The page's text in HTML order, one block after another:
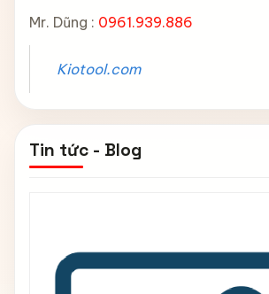
Mr. Dũng : 0961.939.886
Kiotool.com
Tin tức - Blog